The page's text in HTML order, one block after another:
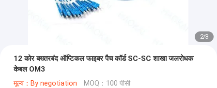
2/3
12 कोर बख्तरबंद ऑप्टिकल फाइबर पैच कॉर्ड SC-SC शाखा जलरोधक
केबल OM3
मूल्य：By negotiation MOQ：100 पीसी